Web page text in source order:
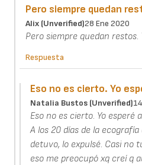
Pero siempre quedan
Alix (unverified)28 Ene 2020
Pero siempre quedan restos.
Respuesta
Eso no es cierto. Yo
Natalia Bustos (unverified)
Eso no es cierto. Yo esperé
A los 20 días de la
detuvo, lo expulsé. Casi no
eso me preocupó xq creí q